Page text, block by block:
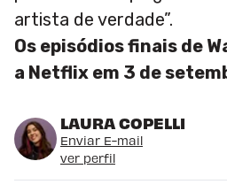
artista de verdade”.
Os episódios finais de
a Netflix em 3 de
LAURA COPELLI
Enviar E-mail
ver perfil